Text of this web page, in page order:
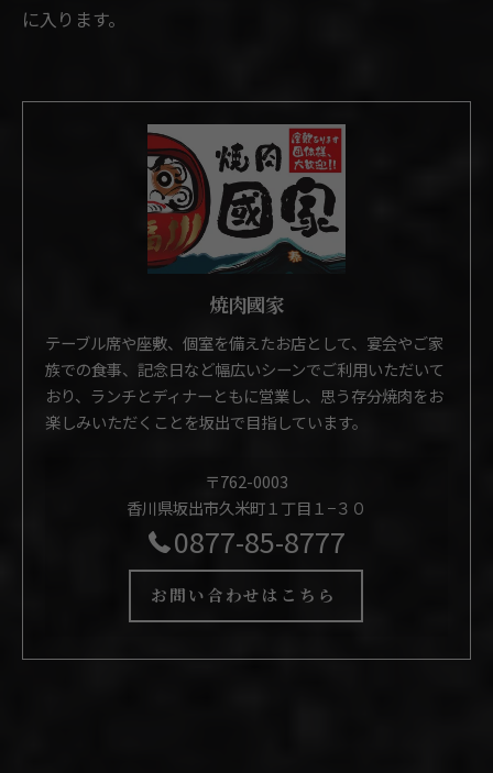
に入ります。
焼肉國家
テーブル席や座敷、個室を備えたお店として、宴会やご家
族での食事、記念日など幅広いシーンでご利用いただいて
おり、ランチとディナーともに営業し、思う存分焼肉をお
楽しみいただくことを坂出で目指しています。
〒762-0003
香川県坂出市久米町１丁目１−３０
0877-85-8777
お問い合わせはこちら